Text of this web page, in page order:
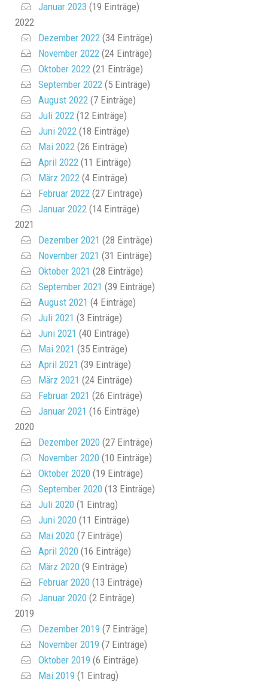
Januar 2023 (19 Einträge)
2022
Dezember 2022 (34 Einträge)
November 2022 (24 Einträge)
Oktober 2022 (21 Einträge)
September 2022 (5 Einträge)
August 2022 (7 Einträge)
Juli 2022 (12 Einträge)
Juni 2022 (18 Einträge)
Mai 2022 (26 Einträge)
April 2022 (11 Einträge)
März 2022 (4 Einträge)
Februar 2022 (27 Einträge)
Januar 2022 (14 Einträge)
2021
Dezember 2021 (28 Einträge)
November 2021 (31 Einträge)
Oktober 2021 (28 Einträge)
September 2021 (39 Einträge)
August 2021 (4 Einträge)
Juli 2021 (3 Einträge)
Juni 2021 (40 Einträge)
Mai 2021 (35 Einträge)
April 2021 (39 Einträge)
März 2021 (24 Einträge)
Februar 2021 (26 Einträge)
Januar 2021 (16 Einträge)
2020
Dezember 2020 (27 Einträge)
November 2020 (10 Einträge)
Oktober 2020 (19 Einträge)
September 2020 (13 Einträge)
Juli 2020 (1 Eintrag)
Juni 2020 (11 Einträge)
Mai 2020 (7 Einträge)
April 2020 (16 Einträge)
März 2020 (9 Einträge)
Februar 2020 (13 Einträge)
Januar 2020 (2 Einträge)
2019
Dezember 2019 (7 Einträge)
November 2019 (7 Einträge)
Oktober 2019 (6 Einträge)
Mai 2019 (1 Eintrag)